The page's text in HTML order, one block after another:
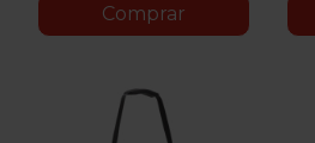
Comprar